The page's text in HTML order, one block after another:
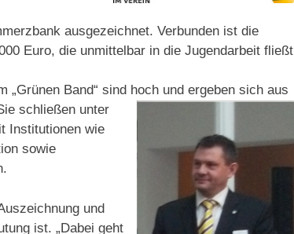
ausgezeichnet. Verbunden ist die
Euro, die unmittelbar in die Jugendarbeit
Band“ sind hoch und ergeben sich aus
schließen unter
Institutionen wie
sowie
und
ist. „Dabei geht